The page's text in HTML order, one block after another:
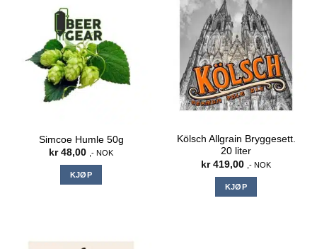
Simcoe Humle 50g
kr48,00 ,- NOK
KJØP
Kölsch Allgrain Bryggesett.
20 liter
kr419,00 ,- NOK
KJØP